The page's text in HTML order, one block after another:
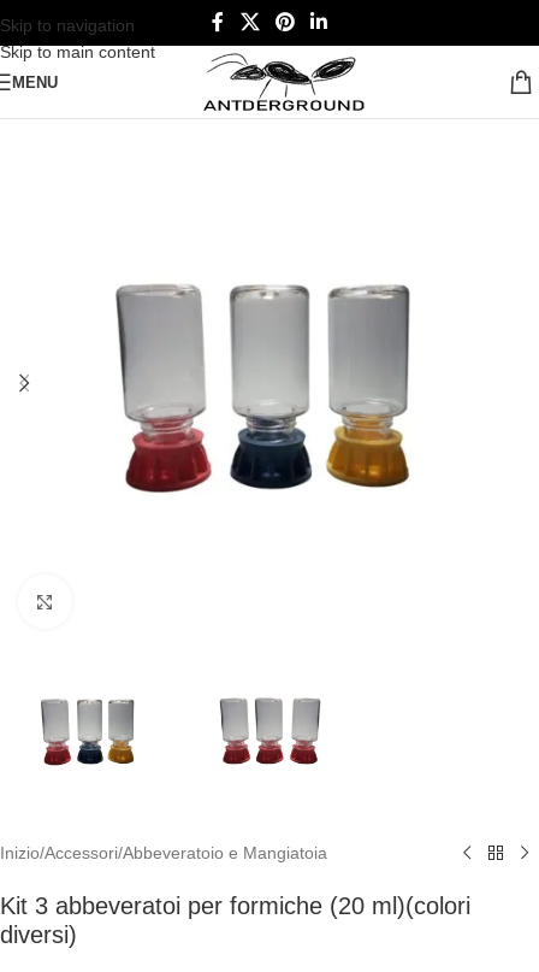
Skip to navigation
Skip to main content
MENU
Inizio/Accessori/Abbeveratoio e Mangiatoia
Kit 3 abbeveratoi per formiche (20 ml)(colori
diversi)